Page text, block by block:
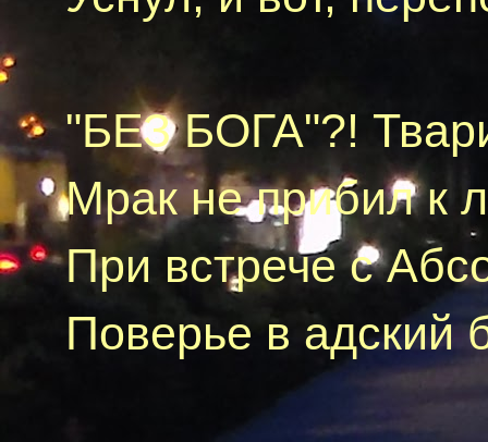
"БЕЗ БОГА"?!
Мрак не прибилк
При встрече с
Поверье в адский